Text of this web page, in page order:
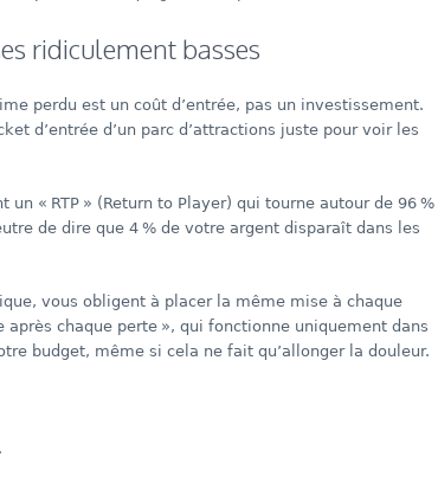
ridiculement basses
perdu est un coût d’entrée, pas un investissement.
d’entrée d’un parc d’attractions juste pour voir les
« RTP » (Return to Player) qui tourne autour de 96 %
de dire que 4 % de votre argent disparaît dans les
vous obligent à placer la même mise à chaque
chaque perte », qui fonctionne uniquement dans
budget, même si cela ne fait qu’allonger la douleur.